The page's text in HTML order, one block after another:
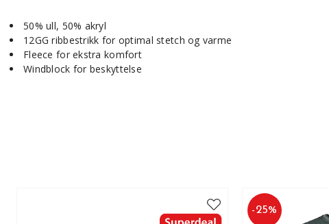
50% ull, 50% akryl
12GG ribbestrikk for optimal stetch og varme
Fleece for ekstra komfort
Windblock for beskyttelse
-25%